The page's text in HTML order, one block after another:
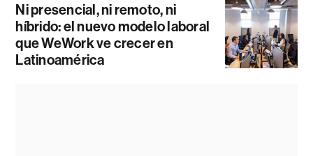
Ni presencial, ni remoto, ni
híbrido: el nuevo modelo laboral
que WeWork ve crecer en
Latinoamérica